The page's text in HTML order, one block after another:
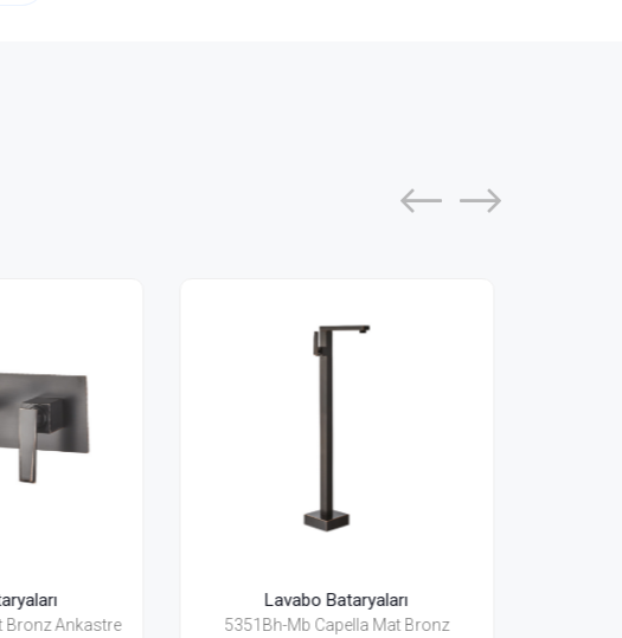
Mat Bronz
Lavabo Bataryaları
5353Mb Capella Mat Bronz Lavabo